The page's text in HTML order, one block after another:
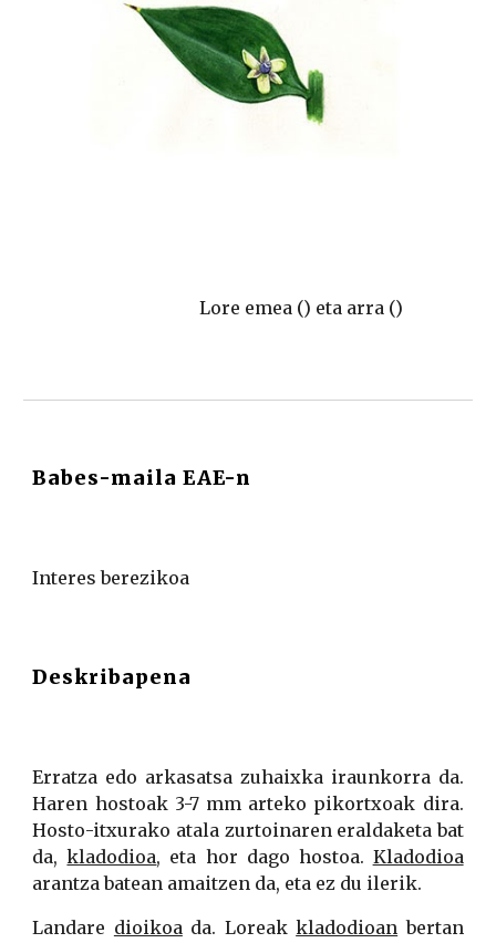
Lore emea () eta arra ()
Babes-maila EAE-n
Interes berezikoa
Deskribapena
Erratza edo arkasatsa zuhaixka iraunkorra da.
Haren hostoak 3-7 mm arteko pikortxoak dira.
Hosto-itxurako atala zurtoinaren eraldaketa bat
da,kladodioa, eta hor dago hostoa. Kladodioa
arantza batean amaitzen da, eta ez du ilerik.
Landare dioikoada. Loreakkladodioan bertan